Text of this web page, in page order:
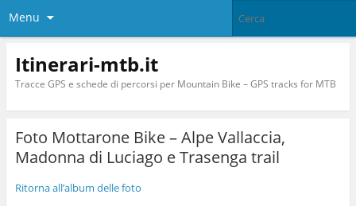
Menu
Itinerari-mtb.it
Tracce GPS e schede di percorsi per Mountain Bike – GPS tracks for MTB
Foto Mottarone Bike – Alpe Vallaccia,
Madonna di Luciago e Trasenga trail
Ritorna all’album delle foto